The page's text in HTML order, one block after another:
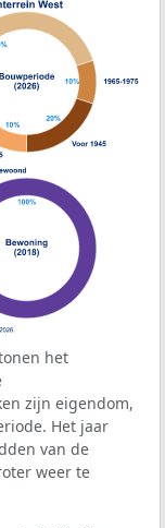
het
zijn eigendom,
Het jaar
van de
weer te